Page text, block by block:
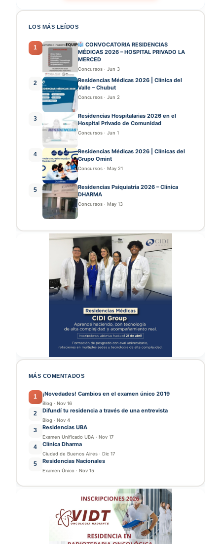
LOS MÁS LEÍDOS
1
CONVOCATORIA RESIDENCIAS
MÉDICAS 2026 – HOSPITAL PRIVADO LA
MERCED
Concursos · Jun 3
2
Residencias Médicas 2026 | Clínica del
Valle – Chubut
Concursos · Jun 2
3
Residencias Hospitalarias 2026 en el
Hospital Privado de Comunidad
Concursos · Jun 1
4
Residencias Médicas 2026 | Clínicas del
Grupo Omint
Concursos · May 21
5
Residencias Psiquiatría 2026 – Clínica
DHARMA
Concursos · May 13
MÁS COMENTADOS
1 ¡Novedades! Cambios en el examen único 2019
Blog · Nov 16
2 Difundí tu residencia a través de una entrevista
Blog · Nov 4
3 Residencias UBA
Examen Unificado UBA · Nov 17
4 Clínica Dharma
Ciudad de Buenos Aires · Dic 17
5 Residencias Nacionales
Examen Único · Nov 15